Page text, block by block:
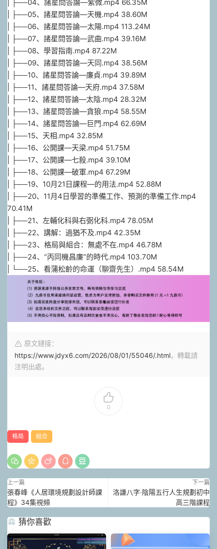
| ├──04、諸星問答論—紫微.mp4 66.35M
| ├──05、諸星問答論—天機.mp4 38.60M
| ├──06、諸星問答論—太陽.mp4 113.24M
| ├──07、諸星問答論—武曲.mp4 39.16M
| ├──08、學習指南.mp4 87.22M
| ├──09、諸星問答論—天同.mp4 38.56M
| ├──10、諸星問答論—廉貞.mp4 39.89M
| ├──11、諸星問答論—天府.mp4 37.58M
| ├──12、諸星問答論—太陰.mp4 28.32M
| ├──13、諸星問答論—貪狼.mp4 58.55M
| ├──14、諸星問答論—巨門.mp4 62.69M
| ├──15、天相.mp4 32.85M
| ├──16、公開課—天梁.mp4 51.75M
| ├──17、公開課—七殺.mp4 39.10M
| ├──18、公開課—破軍.mp4 67.29M
| ├──19、10月21日課程—的用法.mp4 52.88M
| ├──20、11月4日學習的準備工作、預測的準備工作.mp4
70.41M
| ├──21、左輔化科與右弼化科.mp4 78.05M
| ├──22、講解：過猶不及.mp4 42.35M
| ├──23、格局與組合：無處不在.mp4 46.78M
| ├──24、“丙同機昌廉”的時代.mp4 103.70M
| └──25、看蒲松齡的命運（聊齋先生）.mp4 58.54M
原文鏈接：
https://www.jdyx6.com/2026/08/01/55046/.html，轉載請
注明出處。
0
格局 組合
上一篇
張春峰《人居環境規劃設計師課
程》34集視頻
下一篇
洛謙八字·陰陽五‮人行‬生規劃初中
高‮階三‬課程
猜你喜歡